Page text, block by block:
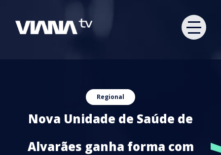
Regional
Nova Unidade de Saúde de
Alvarães ganha forma com